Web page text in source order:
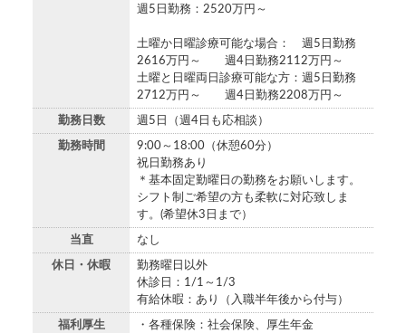
週5日勤務：2520万円～
土曜か日曜診療可能な場合： 週5日勤務
2616万円～ 週4日勤務2112万円～
土曜と日曜両日診療可能な方：週5日勤務
2712万円～ 週4日勤務2208万円～
勤務日数 週5日（週4日も応相談）
勤務時間
9:00～18:00（休憩60分）
祝日勤務あり
＊基本固定勤曜日の勤務をお願いします。
シフト制ご希望の方も柔軟に対応致しま
す。(希望休3日まで）
当直 なし
休日・休暇
勤務曜日以外
休診日：1/1～1/3
有給休暇：あり（入職半年後から付与）
福利厚生
・各種保険：社会保険、厚生年金